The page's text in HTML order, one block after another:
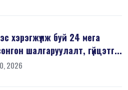
хэрэгжүүлж буй 24 мега
шалгаруулалт, гүйцэтг...
2026